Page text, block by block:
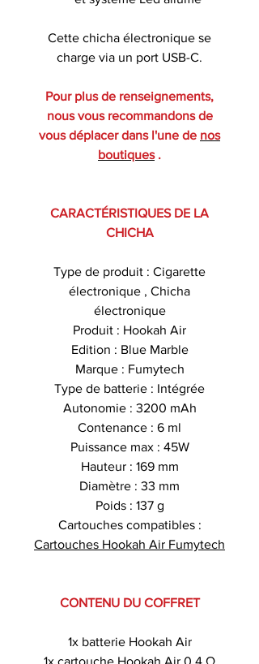
Cette chicha électronique se
charge via un port USB-C.
Pour plus de renseignements,
nous vous recommandons de
vous déplacer dans l'une de nos
boutiques.
CARACTÉRISTIQUES DE LA
CHICHA
Type de produit : Cigarette
électronique , Chicha
électronique
Produit : Hookah Air
Edition : Blue Marble
Marque : Fumytech
Type de batterie : Intégrée
Autonomie : 3200 mAh
Contenance : 6 ml
Puissance max : 45W
Hauteur : 169 mm
Diamètre : 33 mm
Poids : 137 g
Cartouches compatibles :
Cartouches Hookah Air Fumytech
CONTENU DU COFFRET
1x batterie Hookah Air
1x cartouche Hookah Air 0.4 Ω